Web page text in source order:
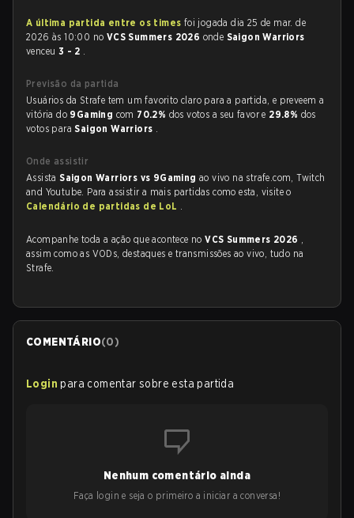
A última partida entre os times foi jogada dia 25 de mar. de
2026 às 10:00 no VCS Summers 2026 onde Saigon Warriors
venceu 3 - 2 .
Previsão da partida
Usuários da Strafe tem um favorito claro para a partida, e preveem a
vitória do 9Gaming com 70.2% dos votos a seu favor e 29.8% dos
votos paraSaigon Warriors .
Onde assistir
AssistaSaigon Warriors vs 9Gamingao vivo na strafe.com, Twitch
and Youtube. Para assistir a mais partidas como esta, visite o
Calendário de partidas de LoL .
Acompanhe toda a ação que acontece noVCS Summers 2026 ,
assim como as VODs, destaques e transmissões ao vivo, tudo na
Strafe.
COMENTÁRIO(0)
Login para comentar sobre esta partida
Nenhum comentário ainda
Faça login e seja o primeiro a iniciar a conversa!